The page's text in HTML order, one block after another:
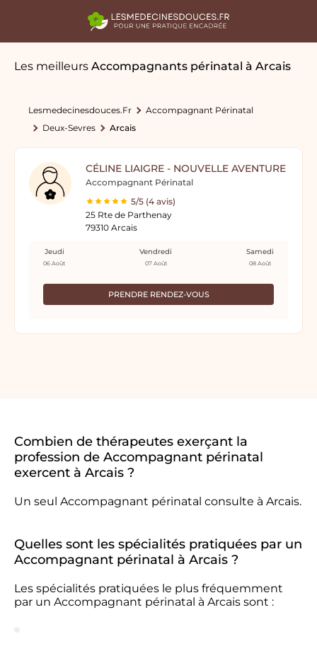
Les meilleurs Accompagnants périnatal à Arcais
Lesmedecinesdouces.fr
Accompagnant Périnatal
Deux-Sevres
Arcais
CÉLINE LIAIGRE - NOUVELLE AVENTURE
Accompagnant Périnatal
5/5 (4 avis)
25 Rte de Parthenay
79310 Arcais
PRENDRE RENDEZ-VOUS
Jeudi
06 Août
Vendredi
07 Août
Samedi
08 Août
Combien de thérapeutes exerçant la
profession de Accompagnant périnatal
exercent à Arcais ?
Un seul Accompagnant périnatal consulte à Arcais.
Quelles sont les spécialités pratiquées par un
Accompagnant périnatal à Arcais ?
Les spécialités pratiquées le plus fréquemment
par un Accompagnant périnatal à Arcais sont :